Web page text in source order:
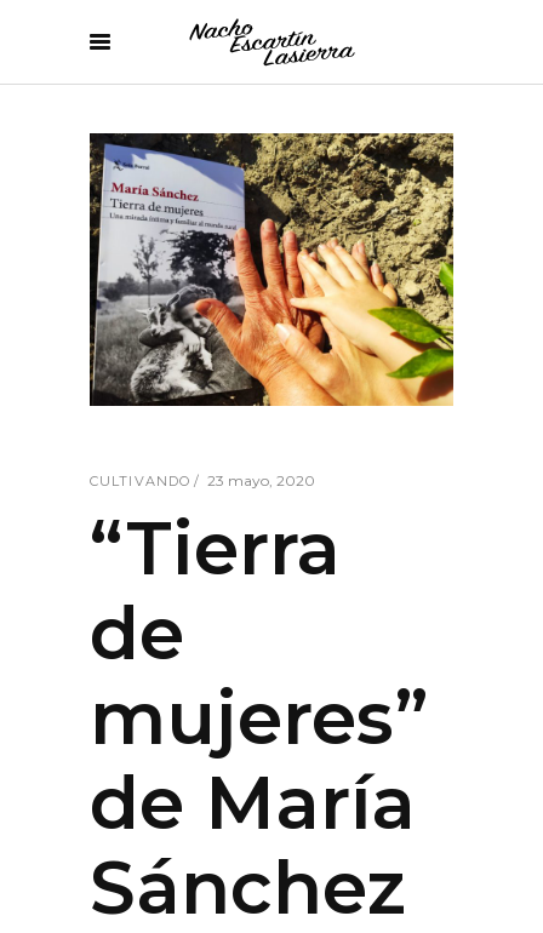
CULTIVANDO 23 mayo, 2020
“Tierra
de
mujeres”
de María
Sánchez